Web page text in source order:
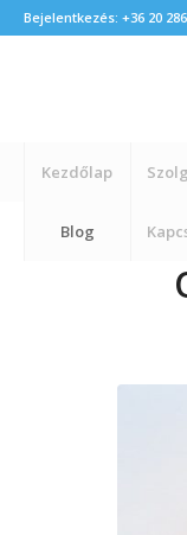
Bejelentkezés: +36 20
Kezdőlap
Blog